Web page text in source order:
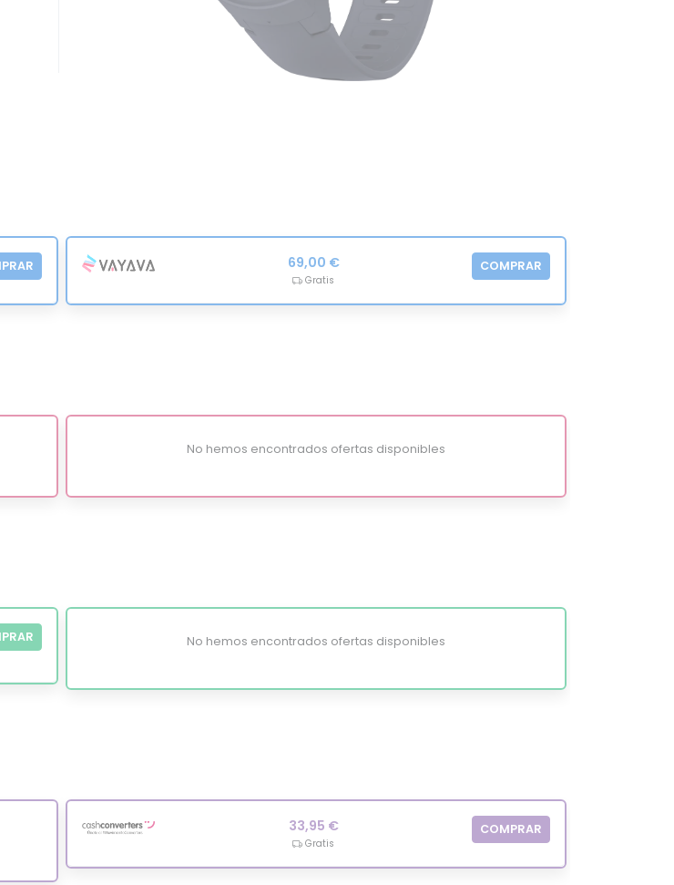
69,00 €
Gratis
COMPRAR
No hemos encontrados ofertas disponibles
No hemos encontrados ofertas disponibles
33,95 €
Gratis
COMPRAR